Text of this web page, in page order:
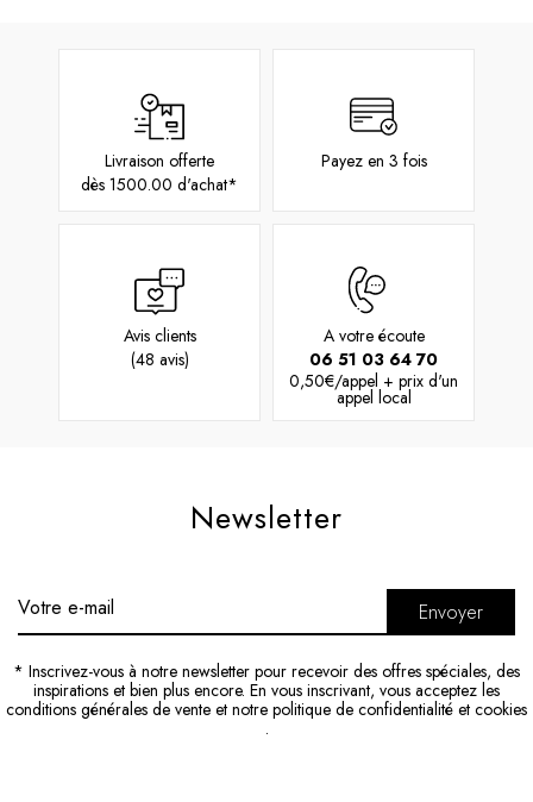
Livraison offerte
dès 1500.00 d'achat*
Payez en 3 fois
Avis clients
(48 avis)
A votre écoute
06 51 03 64 70
0,50€/appel + prix d'un
appel local
Newsletter
Envoyer
* Inscrivez-vous à notre newsletter pour recevoir des offres spéciales, des
inspirations et bien plus encore. En vous inscrivant, vous acceptez les
conditions générales de vente et notre politique de confidentialité et cookies
.